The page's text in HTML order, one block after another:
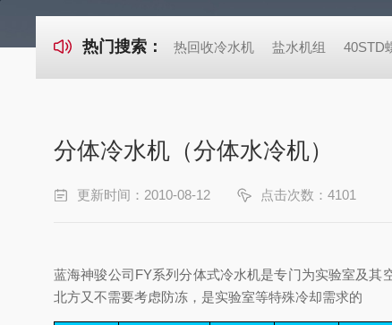
热门搜索： 热回收冷水机 盐水机组 40STD
分体冷水机（分体水冷机）
更新时间：2010-08-12 点击次数：4101
蓝海神骏公司FY系列分体式冷水机是专门为实验室及
北方又不需要考虑防冻，是实验室等特殊冷却需求的